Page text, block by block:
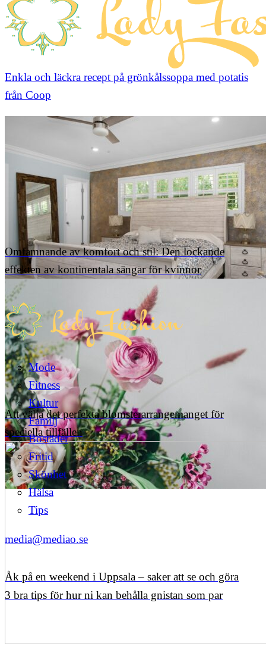
Enkla och läckra recept på grönkålssoppa med potatis
från Coop
Omfamnande av komfort och stil: Den lockande
effekten av kontinentala sängar för kvinnor
Att välja det perfekta blomsterarrangemanget för
speciella tillfällen
Åk på en weekend i Uppsala – saker att se och göra
3 bra tips för hur ni kan behålla gnistan som par
Mode
Fitness
Kultur
Familj
Bostäder
Fritid
Skönhet
Hälsa
Tips
media@mediao.se